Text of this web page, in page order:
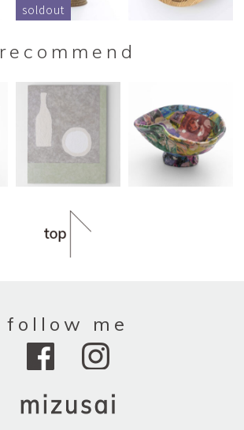
soldout
recommend
follow me